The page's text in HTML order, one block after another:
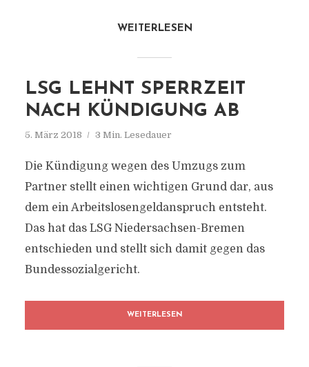
WEITERLESEN
LSG LEHNT SPERRZEIT
NACH KÜNDIGUNG AB
5. März 2018 3 Min. Lesedauer
Die Kündigung wegen des Umzugs zum
Partner stellt einen wichtigen Grund dar, aus
dem ein Arbeitslosengeldanspruch entsteht.
Das hat das LSG Niedersachsen-Bremen
entschieden und stellt sich damit gegen das
Bundessozialgericht.
WEITERLESEN